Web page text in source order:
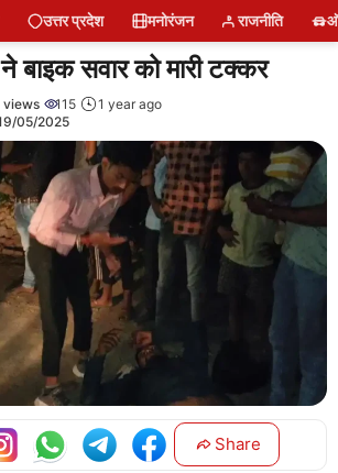
उत्तर प्रदेश मनोरंजन राजनीति
बाइक सवार को मारी टक्कर
views 115
1 year ago
05/2025
Share